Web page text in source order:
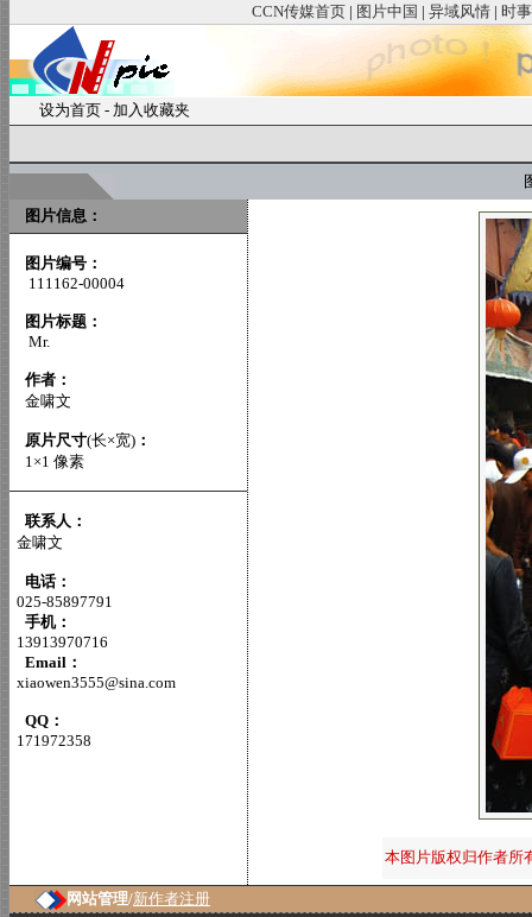
CCN传媒首页 | 图片中国 | 异域风情 | 时
设为首页 - 加入收藏夹
图片信息：
图片编号：
111162-00004
图片标题：
Mr.
作者：
金啸文
原片尺寸(长×宽) ：
1×1 像素
联系人：
金啸文
电话：
025-85897791
手机：
13913970716
Email：
xiaowen3555@sina.com
QQ：
171972358
本图片版权归作者所
网站管理/新作者注册